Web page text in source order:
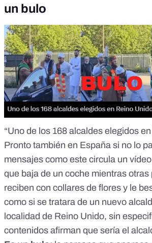
un bulo
“Uno de los 168 alcaldes elegidos
Pronto también en España si no lo
mensajes como este circula un
que baja de un coche mientras otras
reciben con collares de flores y le
como si se tratara de un nuevo
localidad de Reino Unido, sin
contenidos afirman que sería el